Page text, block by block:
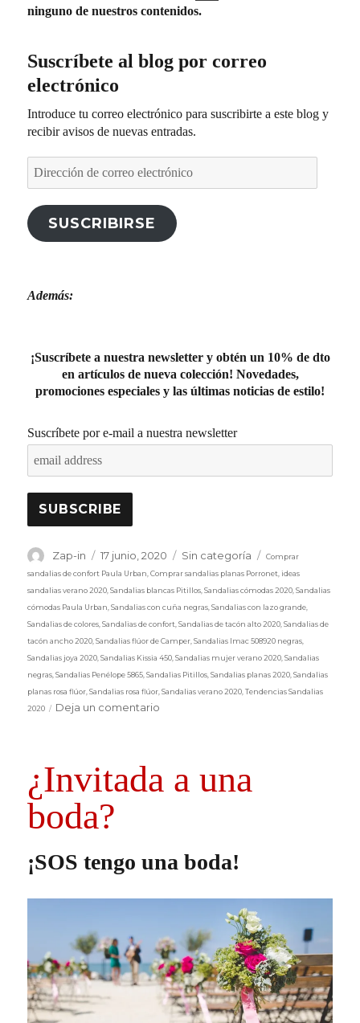
ninguno de nuestros contenidos.
Suscríbete al blog por correo
electrónico
Introduce tu correo electrónico para suscribirte a este blog y
recibir avisos de nuevas entradas.
Dirección
electrónico
SUSCRIBIRSE
Además:
¡Suscríbete a nuestra newsletter y obtén un 10% de dto
en artículos de nueva colección! Novedades,
promociones especiales y las últimas noticias de estilo!
Suscríbete por e-mail a nuestra newsletter
Autor
Zap-in
Publicado
el
17 junio, 2020 Categorías
Sin categoría
Comprar
sandalias de confort Paula Urban ,Comprar sandalias planas Porronet ideas
sandalias verano 2020 ,Sandalias blancas Pitillos ,Sandalias cómodas 2020 ,Sandalias
cómodas Paula Urban ,Sandalias con cuña negras ,Sandalias con lazo grande
Sandalias de colores ,Sandalias de confort ,Sandalias de tacón alto 2020 ,Sandalias de
tacón ancho 2020 ,Sandalias flúor de Camper ,Sandalias Imac 508920 negras
Sandalias joya 2020 ,Sandalias Kissia 450 ,Sandalias mujer verano 2020 ,Sandalias
negras ,Sandalias Penélope 5865 ,Sandalias Pitillos ,Sandalias planas 2020 ,Sandalias
planas rosa flúor ,Sandalias rosa flúor ,Sandalias verano 2020 ,Tendencias Sandalias
2020
Deja un comentario
P/V
2020
¿Invitada a una
boda?
¡SOS tengo una boda!